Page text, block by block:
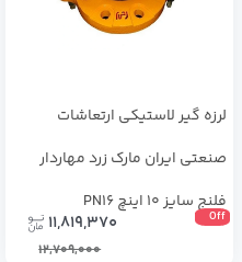
لرزه ‌گیر لاستیکی ارتعاشات
صنعتی ایران مارک زرد مهاردار
فلنج سایز 10 اینچ PN16
Off
11,819,370
12,709,000